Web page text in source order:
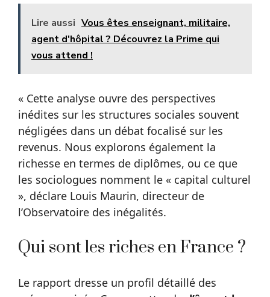
Lire aussi Vous êtes enseignant, militaire,
agent d'hôpital ? Découvrez la Prime qui
vous attend !
« Cette analyse ouvre des perspectives
inédites sur les structures sociales souvent
négligées dans un débat focalisé sur les
revenus. Nous explorons également la
richesse en termes de diplômes, ou ce que
les sociologues nomment le « capital culturel
», déclare Louis Maurin, directeur de
l’Observatoire des inégalités.
Qui sont les riches en France ?
Le rapport dresse un profil détaillé des